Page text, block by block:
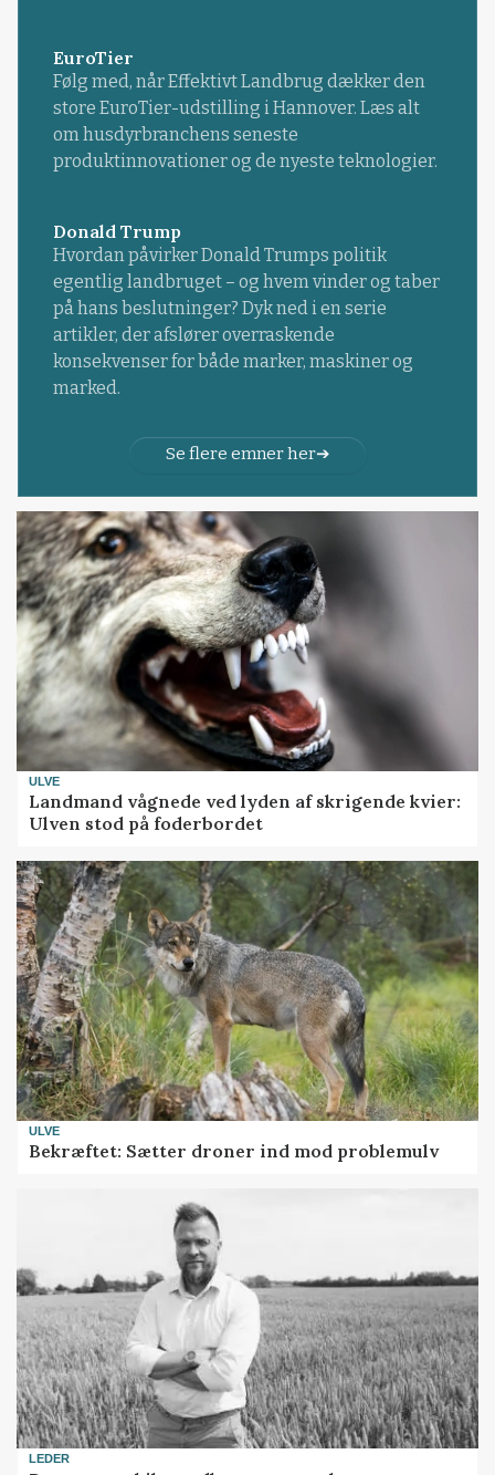
EuroTier
Følg med, når Effektivt Landbrug dækker den
store EuroTier-udstilling i Hannover. Læs alt
om husdyrbranchens seneste
produktinnovationer og de nyeste teknologier.
Donald Trump
Hvordan påvirker Donald Trumps politik
egentlig landbruget – og hvem vinder og taber
på hans beslutninger? Dyk ned i en serie
artikler, der afslører overraskende
konsekvenser for både marker, maskiner og
marked.
Se flere emner her
ULVE
Landmand vågnede ved lyden af skrigende kvier:
Ulven stod på foderbordet
ULVE
Bekræftet: Sætter droner ind mod problemulv
LEDER